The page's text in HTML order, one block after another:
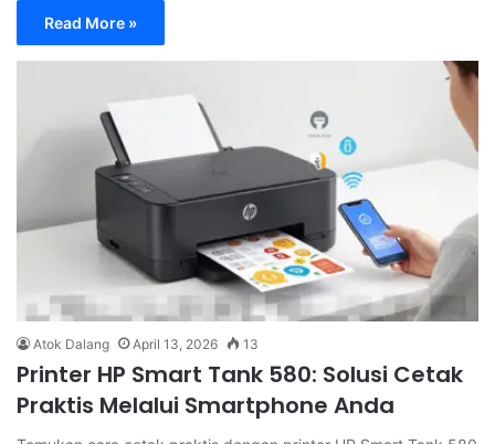
Read More »
Atok Dalang April 13, 2026 13
Printer HP Smart Tank 580: Solusi Cetak
Praktis Melalui Smartphone Anda